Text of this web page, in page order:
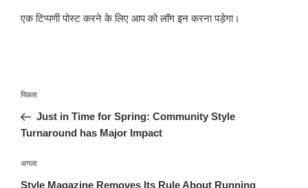
एक टिप्पणी पोस्ट करने के लिए आप कोलॉग इनकरना पड़ेगा।
पोस्ट
पिछला
पोस्ट:
पिछला
Just in Time for Spring: Community Style
Turnaround has Major Impact
अगली
पोस्ट
अगला
Style Magazine Removes Its Rule About Running